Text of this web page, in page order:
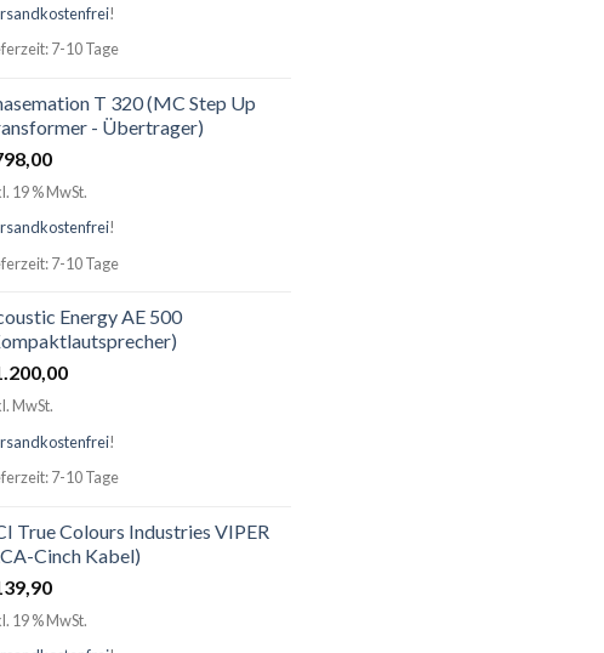
!
7-10 Tage
T 320 (MC Step Up
- Übertrager)
19 % MwSt.
!
7-10 Tage
Energy AE 500
MwSt.
!
7-10 Tage
True Colours Industries VIPER
Cinch Kabel)
19 % MwSt.